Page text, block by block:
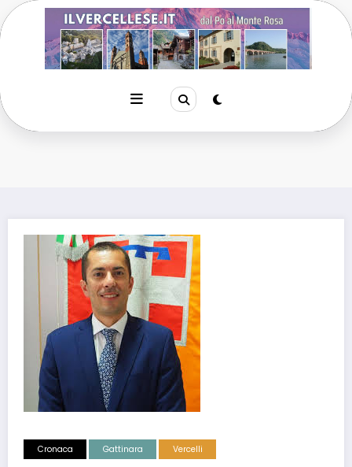
Vai
al
contenuto
Cronaca Gattinara Vercelli